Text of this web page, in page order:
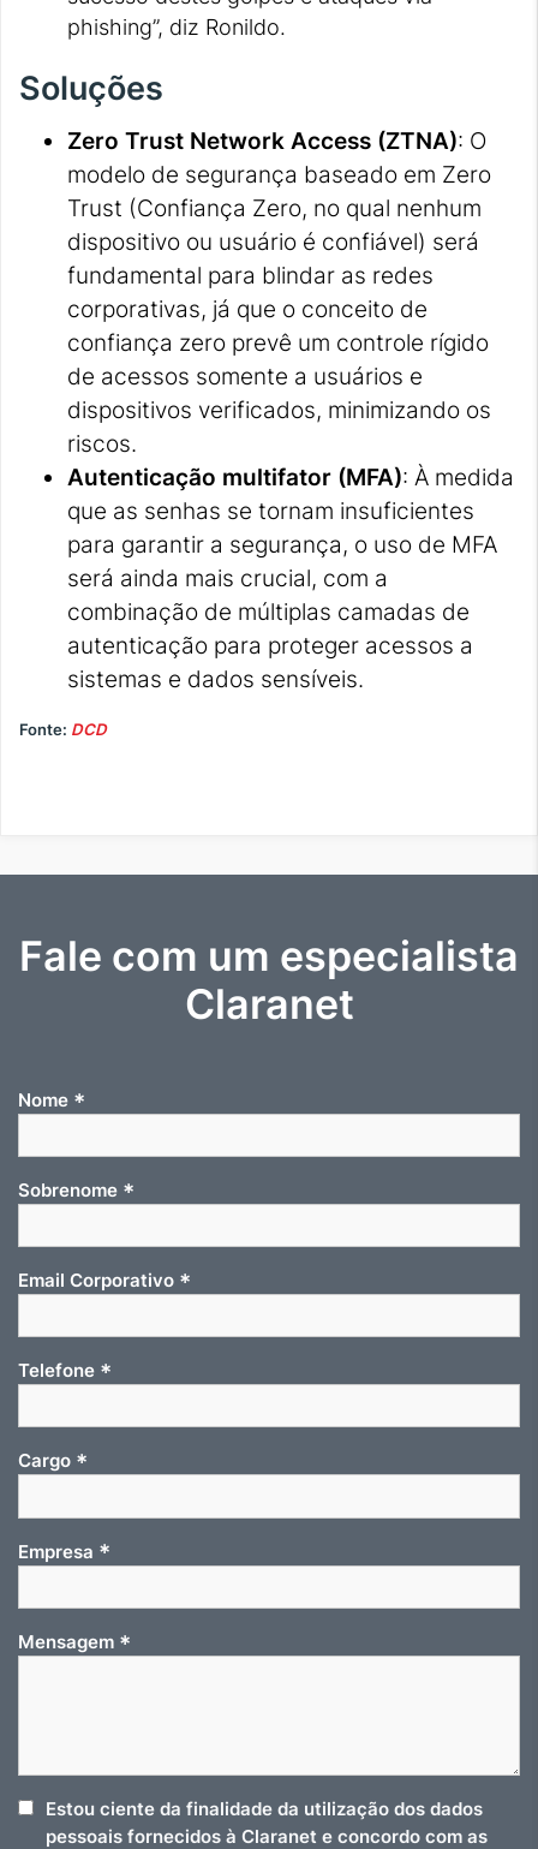
phishing”, diz Ronildo.
Soluções
Zero Trust Network Access (ZTNA): O
modelo de segurança baseado em Zero
Trust (Confiança Zero, no qual nenhum
dispositivo ou usuário é confiável) será
fundamental para blindar as redes
corporativas, já que o conceito de
confiança zero prevê um controle rígido
de acessos somente a usuários e
dispositivos verificados, minimizando os
riscos.
Autenticação multifator (MFA): À medida
que as senhas se tornam insuficientes
para garantir a segurança, o uso de MFA
será ainda mais crucial, com a
combinação de múltiplas camadas de
autenticação para proteger acessos a
sistemas e dados sensíveis.
Fonte: DCD
Fale com um especialista
Claranet
Nome *
Sobrenome *
Email Corporativo *
Telefone *
Cargo *
Empresa *
Mensagem *
Estou ciente da finalidade da utilização dos dados
pessoais fornecidos à Claranet e concordo com as